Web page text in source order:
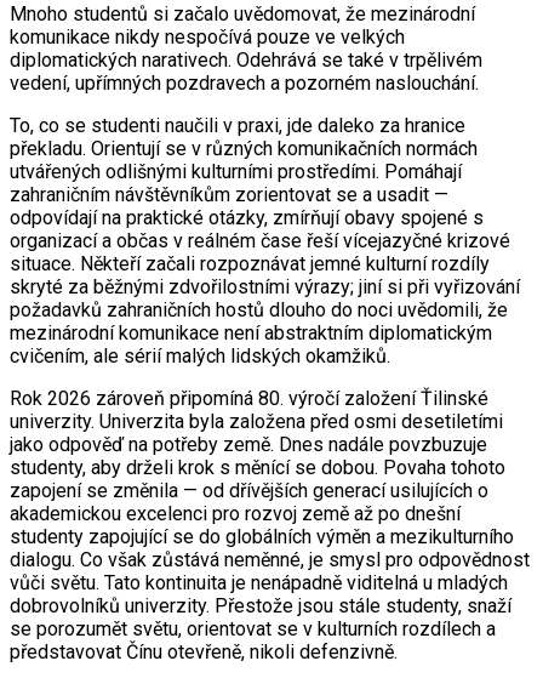
Mnoho studentů si začalo uvědomovat, že mezinárodní
komunikace nikdy nespočívá pouze ve velkých
diplomatických narativech. Odehrává se také v trpělivém
vedení, upřímných pozdravech a pozorném naslouchání.
To, co se studenti naučili v praxi, jde daleko za hranice
překladu. Orientují se v různých komunikačních normách
utvářených odlišnými kulturními prostředími. Pomáhají
zahraničním návštěvníkům zorientovat se a usadit —
odpovídají na praktické otázky, zmírňují obavy spojené s
organizací a občas v reálném čase řeší vícejazyčné krizové
situace. Někteří začali rozpoznávat jemné kulturní rozdíly
skryté za běžnými zdvořilostními výrazy; jiní si při vyřizování
požadavků zahraničních hostů dlouho do noci uvědomili, že
mezinárodní komunikace není abstraktním diplomatickým
cvičením, ale sérií malých lidských okamžiků.
Rok 2026 zároveň připomíná 80. výročí založení Ťilinské
univerzity. Univerzita byla založena před osmi desetiletími
jako odpověď na potřeby země. Dnes nadále povzbuzuje
studenty, aby drželi krok s měnící se dobou. Povaha tohoto
zapojení se změnila — od dřívějších generací usilujících o
akademickou excelenci pro rozvoj země až po dnešní
studenty zapojující se do globálních výměn a mezikulturního
dialogu. Co však zůstává neměnné, je smysl pro odpovědnost
vůči světu. Tato kontinuita je nenápadně viditelná u mladých
dobrovolníků univerzity. Přestože jsou stále studenty, snaží
se porozumět světu, orientovat se v kulturních rozdílech a
představovat Čínu otevřeně, nikoli defenzivně.